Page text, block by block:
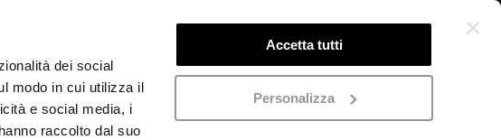
dei social
modo in cui utilizza il
e social media, i
raccolto dal suo
Accetta tutti
Personalizza